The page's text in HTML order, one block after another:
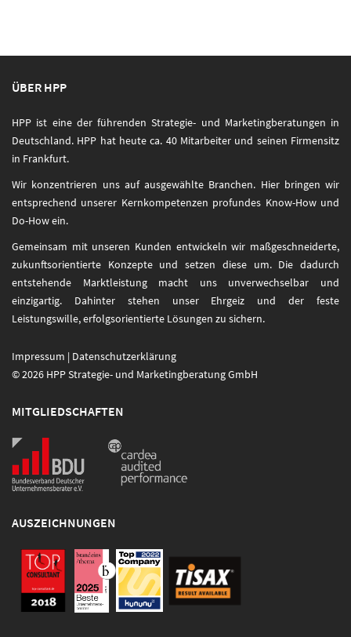
ÜBER HPP
HPP ist eine der führenden Strategie- und Marketingberatungen in
Deutschland. HPP hat heute ca. 40 Mitarbeiter und seinen Firmensitz
in Frankfurt.
Wir konzentrieren uns auf ausgewählte Branchen. Hier bringen wir
entsprechend unserer Kernkompetenzen profundes Know-How und
Do-How ein.
Gemeinsam mit unseren Kunden entwickeln wir maßgeschneiderte,
zukunftsorientierte Konzepte und setzen diese um. Die dadurch
entstehende Marktleistung macht uns unverwechselbar und
einzigartig. Dahinter stehen unser Ehrgeiz und der feste
Leistungswille, erfolgsorientierte Lösungen zu sichern.
Impressum | Datenschutzerklärung
© 2026 HPP Strategie- und Marketingberatung GmbH
MITGLIEDSCHAFTEN
AUSZEICHNUNGEN